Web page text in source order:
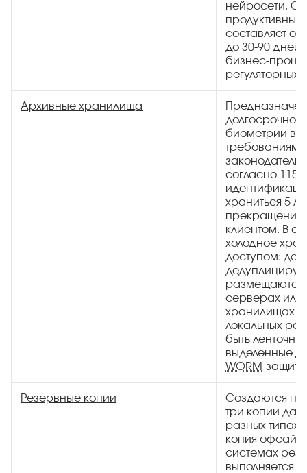
нейросети.
составляет от
до 30-90 дней
бизнес-
регуляторных
Архивные хранилища
биометрии в
согласно
храниться 5
прекращения
клиентом. В
холодное
доступом:
размещаются
серверах или
хранилищах
локальных
быть
выделенные
WORM-
Резервные копии
Создаются по
три копии
разных типах
копия
системах
выполняется